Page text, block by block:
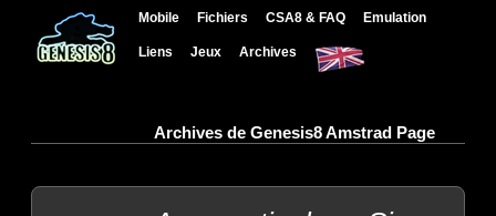
Mobile Fichiers CSA8 & FAQ Emulation
Liens Jeux Archives
Archives de Genesis8 Amstrad Page